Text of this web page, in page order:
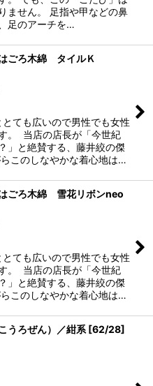
ません。 足指や甲などの鼻
足のアーチを…
ごろ木綿 タイルＫ
ても広いので男性でも女性
。 当店の店長が「今世紀
」と絶賛する、藤井絞の傑
このしなやかな着心地は…
はごろ木綿 雪花リボンneo
ても広いので男性でも女性
。 当店の店長が「今世紀
」と絶賛する、藤井絞の傑
このしなやかな着心地は…
うろぜん）／紺系 [62/28]